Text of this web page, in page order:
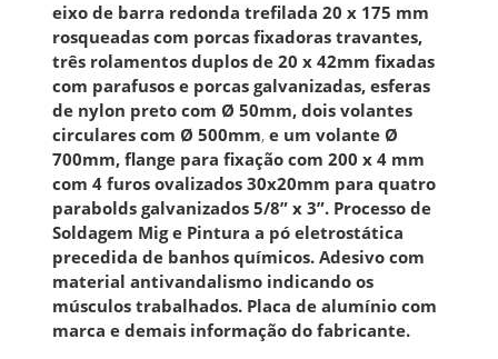
eixo de barra redonda trefilada 20 x 175 mm
rosqueadas com porcas fixadoras travantes,
três rolamentos duplos de 20 x 42mm fixadas
com parafusos e porcas galvanizadas, esferas
de nylon preto com Ø 50mm, dois volantes
circulares com Ø 500mm, e um volante Ø
700mm, flange para fixação com 200 x 4 mm
com 4 furos ovalizados 30x20mm para quatro
parabolds galvanizados 5/8” x 3”. Processo de
Soldagem Mig e Pintura a pó eletrostática
precedida de banhos químicos. Adesivo com
material antivandalismo indicando os
músculos trabalhados. Placa de alumínio com
marca e demais informação do fabricante.